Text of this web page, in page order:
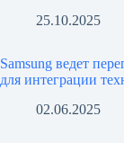
25.10.2025
Samsung ведет
для интеграции
02.06.2025